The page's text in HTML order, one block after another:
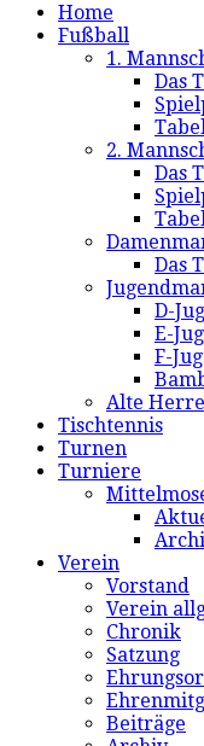
Home
Fußball
1.
Das
2.
Das
Das
D-
E-
F-
Alte
Tischtennis
Turnen
Turniere
Verein
Vorstand
Verein
Chronik
Satzung
Beiträge